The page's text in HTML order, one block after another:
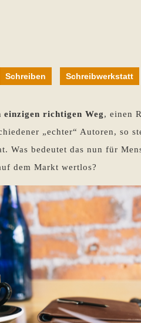
Schreiben Schreibwerkstatt
einzigen richtigen Weg, einen
„echter“ Autoren, so
Was bedeutet das nun für
dem Markt wertlos?